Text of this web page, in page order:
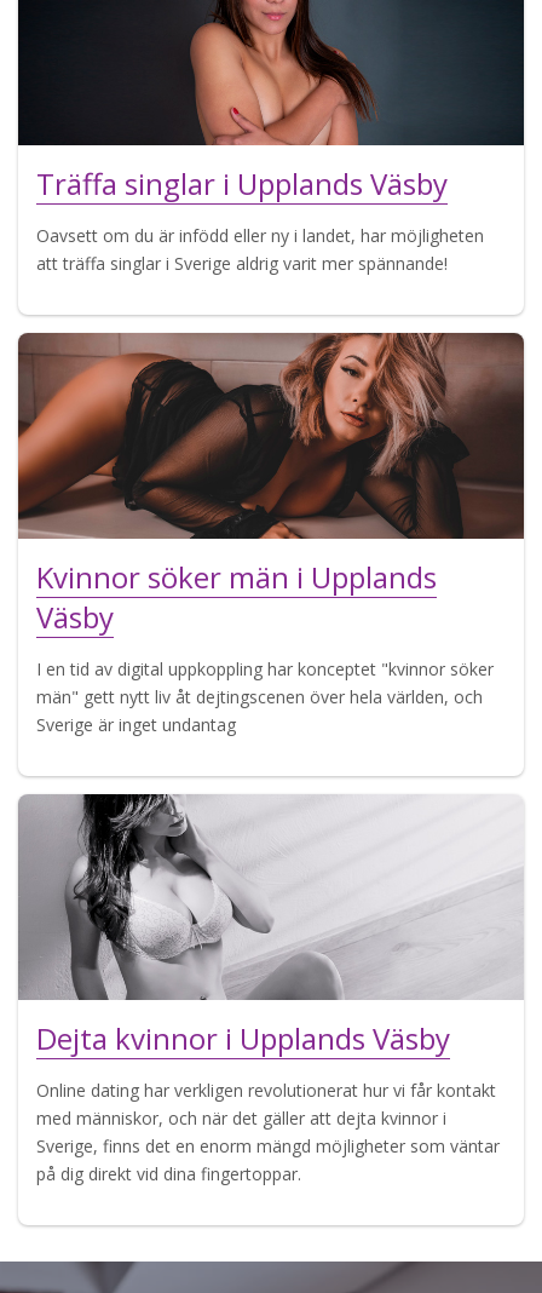
Träffa singlar i Upplands Väsby
Oavsett om du är infödd eller ny i landet, har möjligheten
att träffa singlar i Sverige aldrig varit mer spännande!
Kvinnor söker män i Upplands
Väsby
I en tid av digital uppkoppling har konceptet "kvinnor söker
män" gett nytt liv åt dejtingscenen över hela världen, och
Sverige är inget undantag
Dejta kvinnor i Upplands Väsby
Online dating har verkligen revolutionerat hur vi får kontakt
med människor, och när det gäller att dejta kvinnor i
Sverige, finns det en enorm mängd möjligheter som väntar
på dig direkt vid dina fingertoppar.